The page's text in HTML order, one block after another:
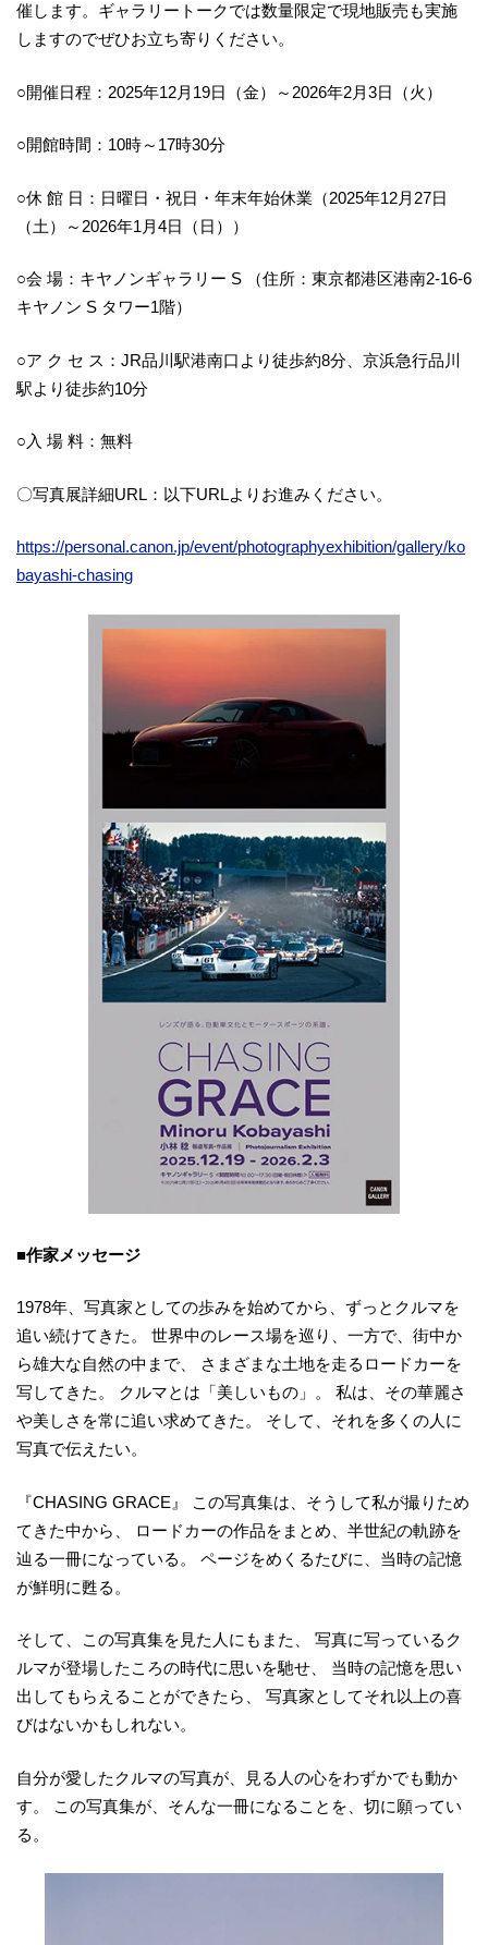
催します。ギャラリートークでは数量限定で現地販売も実施
しますのでぜひお立ち寄りください。
○開催日程：2025年12月19日（金）～2026年2月3日（火）
○開館時間：10時～17時30分
○休 館 日：日曜日・祝日・年末年始休業（2025年12月27日
（土）～2026年1月4日（日））
○会 場：キヤノンギャラリー S （住所：東京都港区港南2-16-6
キヤノン S タワー1階）
○ア ク セ ス：JR品川駅港南口より徒歩約8分、京浜急行品川
駅より徒歩約10分
○入 場 料：無料
〇写真展詳細URL：以下URLよりお進みください。
https://personal.canon.jp/event/photographyexhibition/gallery/ko
bayashi-chasing
■作家メッセージ
1978年、写真家としての歩みを始めてから、ずっとクルマを
追い続けてきた。 世界中のレース場を巡り、一方で、街中か
ら雄大な自然の中まで、 さまざまな土地を走るロードカーを
写してきた。 クルマとは「美しいもの」。 私は、その華麗さ
や美しさを常に追い求めてきた。 そして、それを多くの人に
写真で伝えたい。
『CHASING GRACE』 この写真集は、そうして私が撮りため
てきた中から、 ロードカーの作品をまとめ、半世紀の軌跡を
辿る一冊になっている。 ページをめくるたびに、当時の記憶
が鮮明に甦る。
そして、この写真集を見た人にもまた、 写真に写っているク
ルマが登場したころの時代に思いを馳せ、 当時の記憶を思い
出してもらえることができたら、 写真家としてそれ以上の喜
びはないかもしれない。
自分が愛したクルマの写真が、見る人の心をわずかでも動か
す。 この写真集が、そんな一冊になることを、切に願ってい
る。